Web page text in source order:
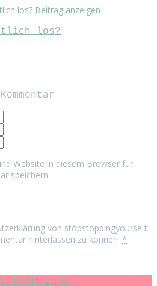
Beitrag anzeigen
los?
Website in diesem Browser für
speichern.
von stopstoppingyourself.
hinterlassen zu können. *
Profil anzeigen